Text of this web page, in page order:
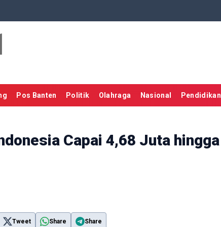
Pos Banten Politik Olahraga Nasional Pendidikan
Capai 4,68 Juta hingga
Tweet Share Share